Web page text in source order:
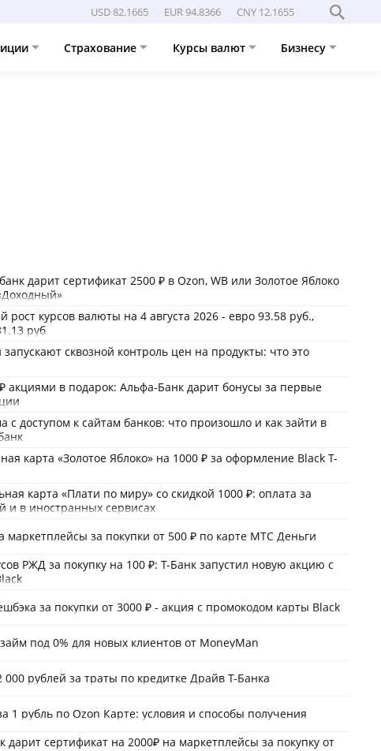
USD 82.1665 EUR 94.8366 CNY 12.1655
Страхование Курсы валют Бизнесу
дарит сертификат 2500 ₽ в Ozon, WB или Золотое Яблоко
рост курсов валюты на 4 августа 2026 - евро 93.58 руб.,
руб
запускают сквозной контроль цен на продукты: что это
акциями в подарок: Альфа-Банк дарит бонусы за первые
с доступом к сайтам банков: что произошло и как зайти в
карта «Золотое Яблоко» на 1000 ₽ за оформление Black Т-
карта «Плати по миру» со скидкой 1000 ₽: оплата за
и в иностранных сервисах
маркетплейсы за покупки от 500 ₽ по карте МТС Деньги
РЖД за покупку на 100 ₽: Т-Банк запустил новую акцию с
за покупки от 3000 ₽ - акция с промокодом карты Black
под 0% для новых клиентов от MoneyMan
000 рублей за траты по кредитке Драйв Т-Банка
1 рубль по Ozon Карте: условия и способы получения
дарит сертификат на 2000₽ на маркетплейсы за покупку от